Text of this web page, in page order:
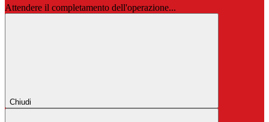
Attendere il completamento dell'operazione...
Chiudi